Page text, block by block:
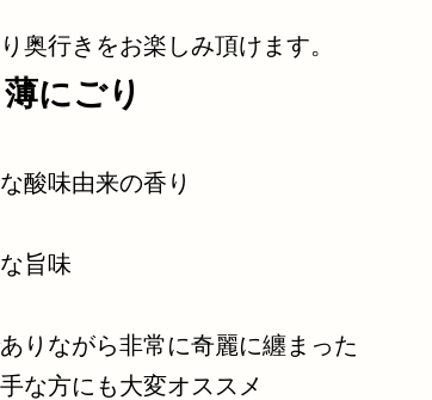
奥行きをお楽しみ頂けます。
にごり
酸味由来の香り
旨味
りながら非常に奇麗に纏まった
な方にも大変オススメ